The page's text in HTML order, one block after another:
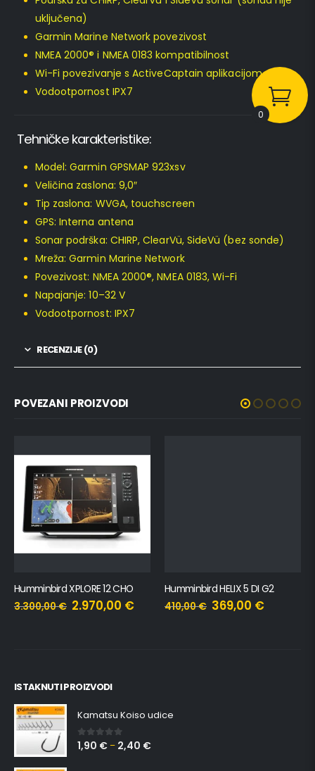
uključena)
Garmin Marine Network povezivost
NMEA 2000® i NMEA 0183 kompatibilnost
Wi-Fi povezivanje s ActiveCaptain aplikacijom
Vodootpornost IPX7
Tehničke karakteristike:
Model: Garmin GPSMAP 923xsv
Veličina zaslona: 9,0″
Tip zaslona: WVGA, touchscreen
GPS: Interna antena
Sonar podrška: CHIRP, ClearVü, SideVü (bez sonde)
Mreža: Garmin Marine Network
Povezivost: NMEA 2000®, NMEA 0183, Wi-Fi
Napajanje: 10–32 V
Vodootpornost: IPX7
RECENZIJE (0)
POVEZANI PROIZVODI
Humminbird XPLORE 12 CHO
3.300,00€ 2.970,00 €
Humminbird HELIX 5 DI G2
410,00€ 369,00 €
ISTAKNUTI PROIZVODI
Kamatsu Koiso udice
0 out of 5
1,90 € – 2,40 €
0